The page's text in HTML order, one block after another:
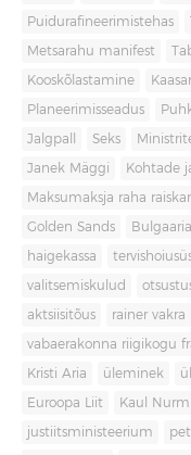
Puidurafineerimistehas
Metsarahu manifest
Kooskõlastamine
Planeerimisseadus
Jalgpall Seks
Janek Mäggi Kohtade
Maksumaksja raha
Golden Sands Bulgaaria
haigekassa
valitsemiskulud
aktsiisitõus rainer vakra
vabaerakonna riigikogu
Kristi Aria üleminek
Euroopa Liit Kaul Nurm
justiitsministeerium